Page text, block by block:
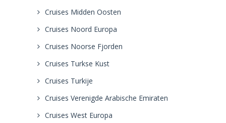
Cruises Midden Oosten
Cruises Noord Europa
Cruises Noorse Fjorden
Cruises Turkse Kust
Cruises Turkije
Cruises Verenigde Arabische Emiraten
Cruises West Europa